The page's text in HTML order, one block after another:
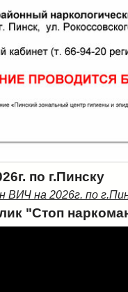
по г.Пинску
на 2026г. по
"Стоп